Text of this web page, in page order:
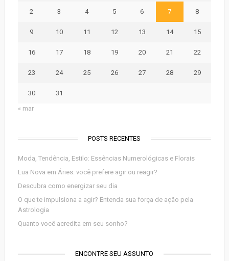
2 3 4 5 6 7 8
9 10 11 12 13 14 15
16 17 18 19 20 21 22
23 24 25 26 27 28 29
30
31
« mar
POSTS RECENTES
Moda, Tendência, Estilo: Essências Numerológicas e Florais
Lua Nova em Áries: você prefere agir ou reagir?
Descubra como energizar seu dia
O que te impulsiona a agir? Entenda sua força de ação pela
Astrologia
Quanto você acredita em seu sonho?
ENCONTRE SEU ASSUNTO